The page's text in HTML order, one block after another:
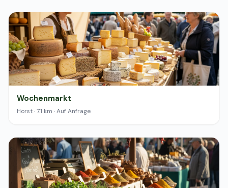
Wochenmarkt
Horst · 7.1 km · Auf Anfrage